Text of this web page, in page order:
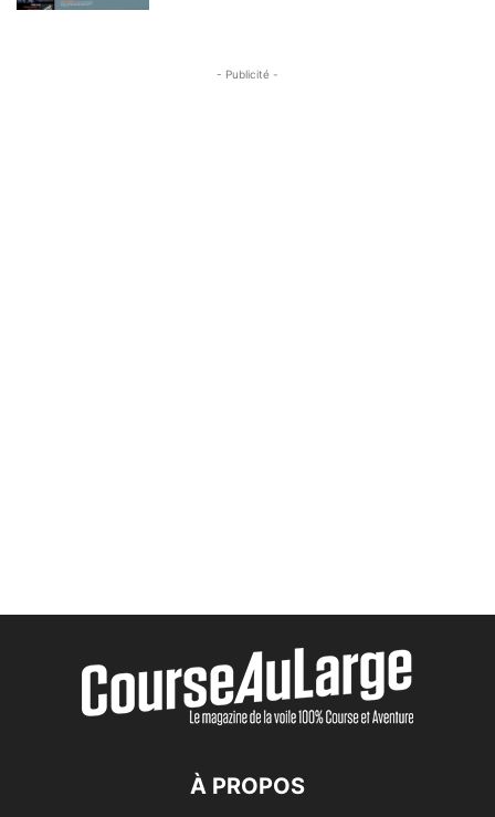
- Publicité -
À PROPOS